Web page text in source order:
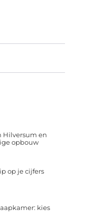
Hilversum en
opbouw
op je cijfers
kies